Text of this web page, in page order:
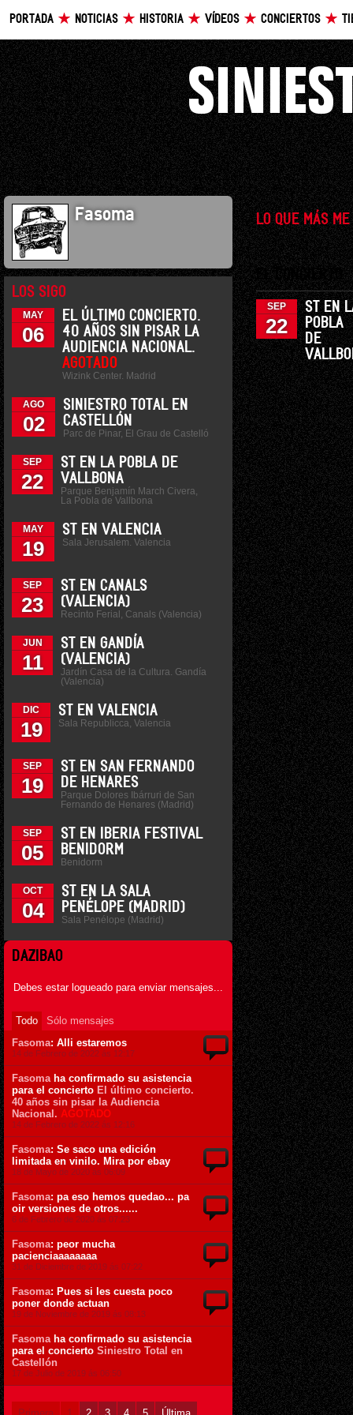
PORTADA NOTICIAS HISTORIA VÍDEOS CONCIERTOS
Fasoma
LOS SIGO
MAY
06
EL ÚLTIMO CONCIERTO.
40 AÑOS SIN PISAR LA
AUDIENCIA NACIONAL.
AGOTADO
Wizink Center. Madrid
AGO
02
SINIESTRO TOTAL EN
CASTELLÓN
Parc de Pinar, El Grau de Castelló
SEP
22
ST EN LA POBLA DE
VALLBONA
Parque Benjamín March Civera,
La Pobla de Vallbona
MAY
19
ST EN VALENCIA
Sala Jerusalem. Valencia
SEP
23
ST EN CANALS
(VALENCIA)
Recinto Ferial, Canals (Valencia)
JUN
11
ST EN GANDÍA
(VALENCIA)
Jardín Casa de la Cultura. Gandía
(Valencia)
DIC
19
ST EN VALENCIA
Sala Republicca, Valencia
SEP
19
ST EN SAN FERNANDO
DE HENARES
Parque Dolores Ibárruri de San
Fernando de Henares (Madrid)
SEP
05
ST EN IBERIA FESTIVAL
BENIDORM
Benidorm
OCT
04
ST EN LA SALA
PENÉLOPE (MADRID)
Sala Penélope (Madrid)
DAZIBAO
Debes estar logueado para enviar mensajes...
Todo
Sólo mensajes
Fasoma: Alli estaremos
14 de Febrero de 2022 ás 12:17
Fasomaha confirmado su asistencia
para el concierto El último concierto.
40 años sin pisar la Audiencia
Nacional. AGOTADO
14 de Febrero de 2022 ás 12:16
Fasoma: Se saco una edición
limitada en vinilo. Mira por ebay
18 de Mayo de 2020 ás 06:09
Fasoma: pa eso hemos quedao... pa
oir versiones de otros......
6 de Febrero de 2020 ás 07:23
Fasoma: peor mucha
pacienciaaaaaaaa
31 de Diciembre de 2019 ás 07:22
Fasoma: Pues si les cuesta poco
poner donde actuan
19 de Noviembre de 2019 ás 08:13
Fasomaha confirmado su asistencia
para el concierto Siniestro Total en
Castellón
17 de Julio de 2019 ás 06:50
LO QUE MÁS ME
EL CONCIERTO
SEP
22
ST EN
POBLA
DE